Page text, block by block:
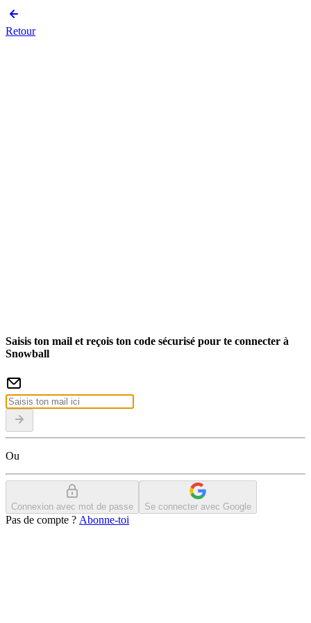
Retour
Saisis ton mail et reçois ton code sécurisé pour te connecter à
Snowball
Ou
Connexion avec mot de passe Se connecter avec Google
Pas de compte ? Abonne-toi